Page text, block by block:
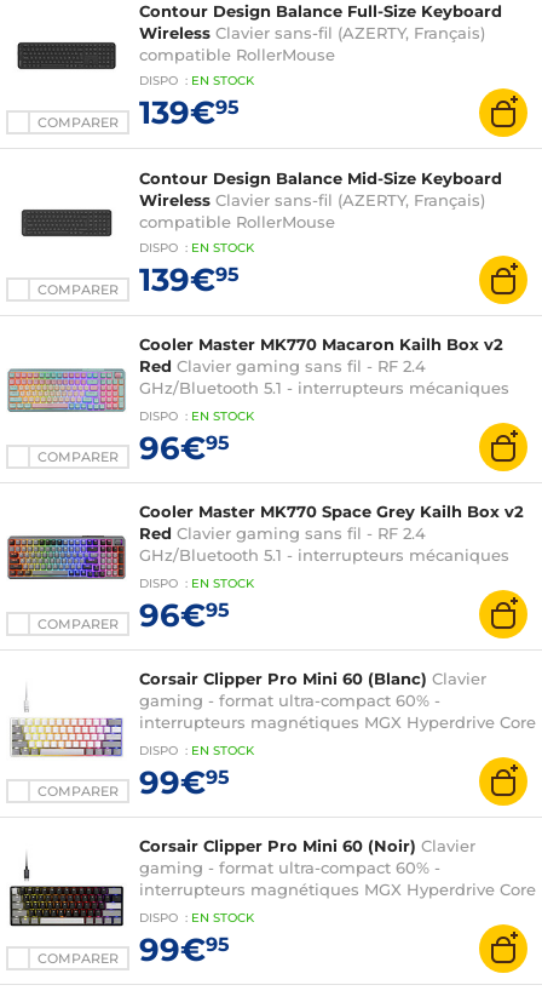
COMPARER
Contour Design Balance Full-Size Keyboard
Wireless Clavier sans-fil (AZERTY, Français)
compatible RollerMouse
DISPO : EN STOCK
139€95
COMPARER
Contour Design Balance Mid-Size Keyboard
Wireless Clavier sans-fil (AZERTY, Français)
compatible RollerMouse
DISPO : EN STOCK
139€95
COMPARER
Cooler Master MK770 Macaron Kailh Box v2
Red Clavier gaming sans fil - RF 2.4
GHz/Bluetooth 5.1 - interrupteurs mécaniques
rouges (switches Kailh Box v2 Red) -
rétroéclairage RGB - AZERTY, Français
DISPO : EN STOCK
96€95
COMPARER
Cooler Master MK770 Space Grey Kailh Box v2
Red Clavier gaming sans fil - RF 2.4
GHz/Bluetooth 5.1 - interrupteurs mécaniques
rouges (switches Kailh Box v2 Red) -
rétroéclairage RGB - AZERTY, Français
DISPO : EN STOCK
96€95
COMPARER
Corsair Clipper Pro Mini 60 (Blanc) Clavier
gaming - format ultra-compact 60% -
interrupteurs magnétiques MGX Hyperdrive Core
- rétroéclairage RGB - AZERTY, Français
DISPO : EN STOCK
99€95
COMPARER
Corsair Clipper Pro Mini 60 (Noir) Clavier
gaming - format ultra-compact 60% -
interrupteurs magnétiques MGX Hyperdrive Core
- rétroéclairage RGB - AZERTY, Français
DISPO : EN STOCK
99€95